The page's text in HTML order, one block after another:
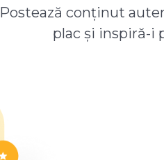
Postează conținut
plac și inspiră-i